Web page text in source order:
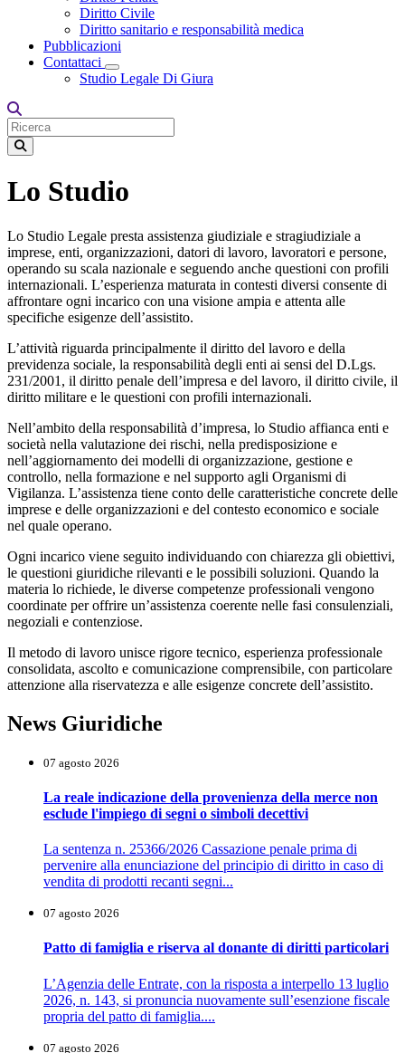
Diritto Civile
Diritto sanitario e responsabilità medica
Pubblicazioni
Contattaci
Toggle Dropdown
Studio Legale Di Giura
Lo Studio
Lo Studio Legale presta assistenza giudiziale e stragiudiziale a
imprese, enti, organizzazioni, datori di lavoro, lavoratori e persone,
operando su scala nazionale e seguendo anche questioni con profili
internazionali. L’esperienza maturata in contesti diversi consente di
affrontare ogni incarico con una visione ampia e attenta alle
specifiche esigenze dell’assistito.
L’attività riguarda principalmente il diritto del lavoro e della
previdenza sociale, la responsabilità degli enti ai sensi del D.Lgs.
231/2001, il diritto penale dell’impresa e del lavoro, il diritto civile, il
diritto militare e le questioni con profili internazionali.
Nell’ambito della responsabilità d’impresa, lo Studio affianca enti e
società nella valutazione dei rischi, nella predisposizione e
nell’aggiornamento dei modelli di organizzazione, gestione e
controllo, nella formazione e nel supporto agli Organismi di
Vigilanza. L’assistenza tiene conto delle caratteristiche concrete delle
imprese e delle organizzazioni e del contesto economico e sociale
nel quale operano.
Ogni incarico viene seguito individuando con chiarezza gli obiettivi,
le questioni giuridiche rilevanti e le possibili soluzioni. Quando la
materia lo richiede, le diverse competenze professionali vengono
coordinate per offrire un’assistenza coerente nelle fasi consulenziali,
negoziali e contenziose.
Il metodo di lavoro unisce rigore tecnico, esperienza professionale
consolidata, ascolto e comunicazione comprensibile, con particolare
attenzione alla riservatezza e alle esigenze concrete dell’assistito.
News Giuridiche
07 agosto 2026
La reale indicazione della provenienza della merce non
esclude l'impiego di segni o simboli decettivi
La sentenza n. 25366/2026 Cassazione penale prima di
pervenire alla enunciazione del principio di diritto in caso di
vendita di prodotti recanti segni...
07 agosto 2026
Patto di famiglia e riserva al donante di diritti particolari
L’Agenzia delle Entrate, con la risposta a interpello 13 luglio
2026, n. 143, si pronuncia nuovamente sull’esenzione fiscale
propria del patto di famiglia....
07 agosto 2026